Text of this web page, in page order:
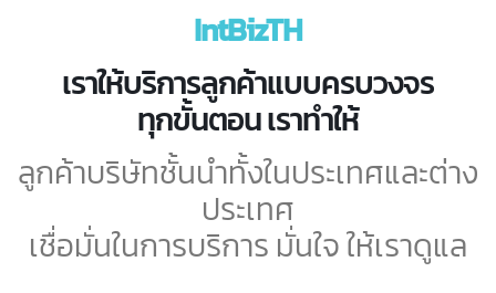
บริการรวดเร็ว
ราคาเป็นกันเอง
หมดปัญหาเรื่องเอกสารผิดพลาด
ประหยัดเวลา
IntBizTH
เราให้บริการลูกค้าแบบครบวงจร
ทุกขั้นตอน เราทำให้
ลูกค้าบริษัทชั้นนำทั้งในประเทศและต่าง
ประเทศ
เชื่อมั่นในการบริการ มั่นใจ ให้เราดูแล